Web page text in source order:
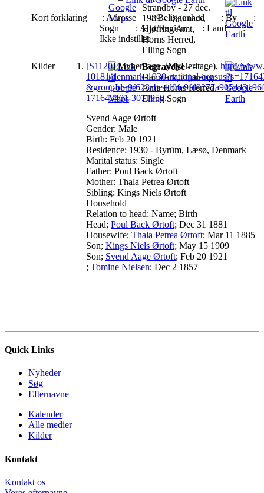
Strandby - 27 dec.
1989 - Danmark,
Hjørring Amt,
Horns Herred,
Elling Sogn
Begravelse- -
Danmark, Hjørring
Amt, Horns Herred,
Elling Sogn
Kort forklaring
: Adresse: Beliggenhed : By
:
Sogn
: Amt/Region : Land:
Ikke indstillet
Kilder [S1120] Myheritage, (MyHeritage), http://
10181/denmark-1930-national-
171643401-3071950.
Svend Aage Ørtoft
Gender: Male
Birth: Feb 20 1921
Residence: 1930 - Byrüm, Læsø, Denmark
Marital status: Single
Father: Poul Back Ørtoft
Mother: Thala Petrea Ørtoft
Sibling: Kings Niels Ørtoft
Household
Relation to head; Name; Birth
Head; Poul Back Ørtoft; Dec 31 1881
Housewife; Thala Petrea Ørtoft; Mar 11 1885
Son; Kings Niels Ørtoft; May 15 1909
Son; Svend Aage Ørtoft; Feb 20 1921
; Tomine Nielsen; Dec 2 1857
Quick Links
Nyheder
Søg
Efternavne
Kalender
Alle medier
Kilder
Kontakt
Kontakt os